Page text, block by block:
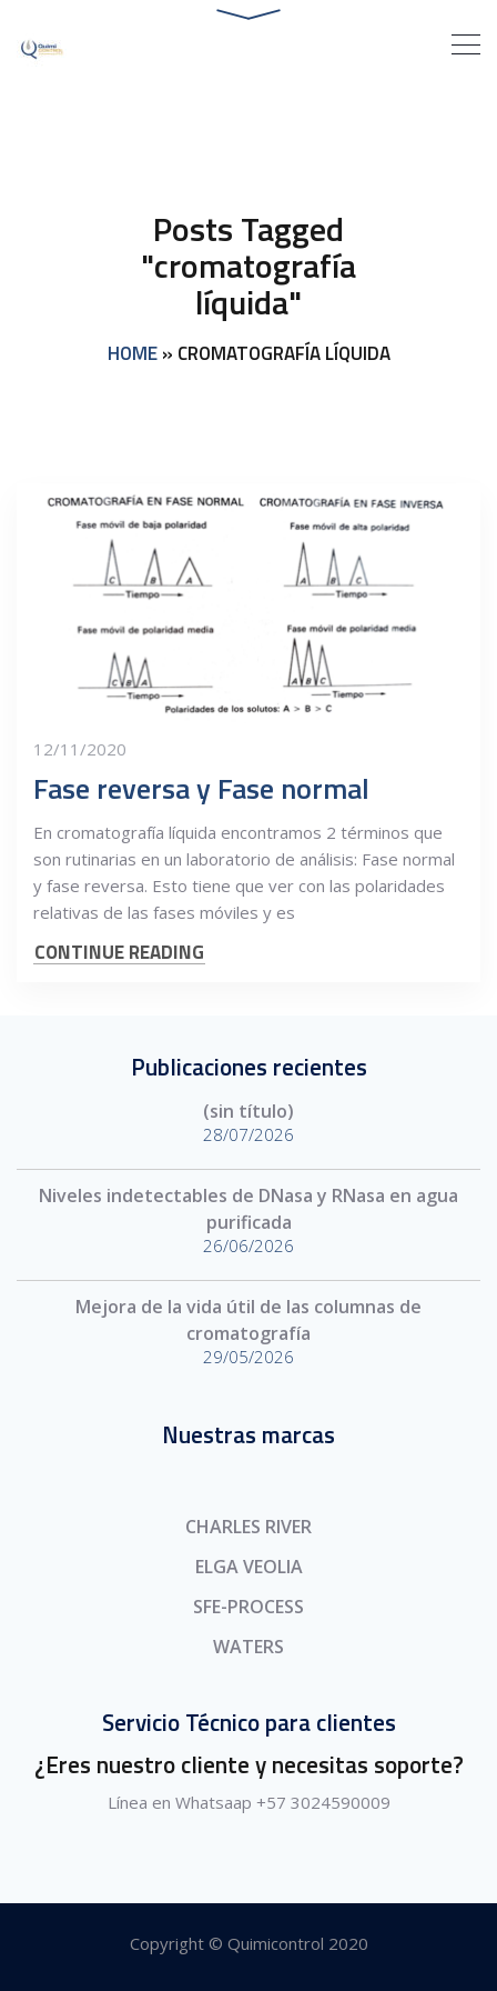
Posts Tagged
"cromatografía
líquida"
HOME» CROMATOGRAFÍA LÍQUIDA
12/11/2020
Fase reversa y Fase normal
En cromatografía líquida encontramos 2 términos que
son rutinarias en un laboratorio de análisis: Fase normal
y fase reversa. Esto tiene que ver con las polaridades
relativas de las fases móviles y es
CONTINUE READING
Publicaciones recientes
(sin título)
28/07/2026
Niveles indetectables de DNasa y RNasa en agua
purificada
26/06/2026
Mejora de la vida útil de las columnas de
cromatografía
29/05/2026
Nuestras marcas
CHARLES RIVER
ELGA VEOLIA
SFE-PROCESS
WATERS
Servicio Técnico para clientes
¿Eres nuestro cliente y necesitas soporte?
Línea en Whatsaap +57 3024590009
Copyright © Quimicontrol 2020